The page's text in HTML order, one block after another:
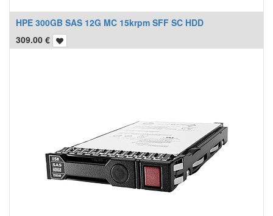
HPE 300GB SAS 12G MC 15krpm SFF SC HDD
309.00 €